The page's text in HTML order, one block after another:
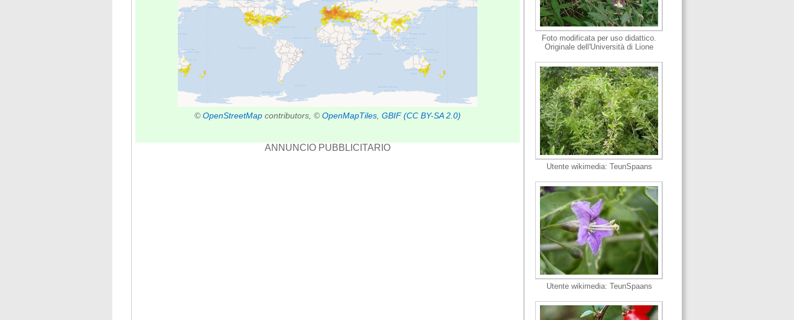
©OpenStreetMapcontributors, ©OpenMapTiles, GBIF (CC BY-SA 2.0)
ANNUNCIO PUBBLICITARIO
Foto modificata per uso didattico.
Originale dell'Università di Lione
Utente wikimedia: TeunSpaans
Utente wikimedia: TeunSpaans